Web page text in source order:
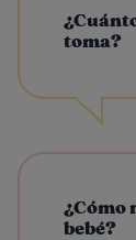
toma?
¿Cómo
bebé?